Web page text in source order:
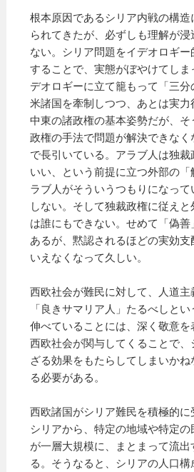
根本原因であるシリア内戦の構
られてきたが、必ずしも理解が浸
ない。シリア問題をイデオロギ
することで、実態がぼやけてし
デオロギーに立て籠もって「三
米諸国を牽制しつつ、あとは実
中東の諸政権の基本姿勢だが、
政権の手法で問題が解決できなく
で長引いている。アラブ人は独
いい、という前提に立つ外部の
ラブ人がそういうつもりになっ
しない。そして独裁政権に従え
は誰にもできない。せめて「偽
あるが、黙認されるほどの実効
いえなくなって久しい。
西欧社会が難民に対して、人道
「良きサマリア人」たるべしと
伸べていることには、深く敬意を
西欧社会が関与してくることで
ざる効果をもたらしてしまいか
る必要がある。
西欧諸国がシリア難民を積極的に
シリアから、特定の地域や特定
が一層大規模に、まとまって流
る。そうなると、シリアの人口